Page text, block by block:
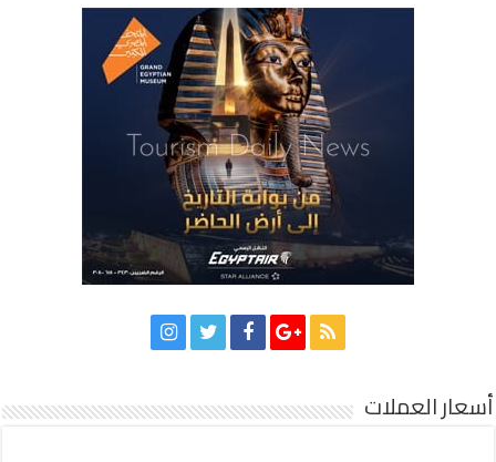
أسعار العملات